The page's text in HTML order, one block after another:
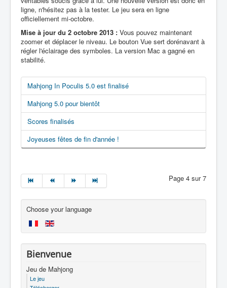
ligne, n'hésitez pas à la tester. Le jeu sera en ligne
officiellement mi-octobre.
Mise à jour du 2 octobre 2013 : Vous pouvez maintenant
zoomer et déplacer le niveau. Le bouton Vue sert dorénavant à
régler l'éclairage des symboles. La version Mac a gagné en
stabilité.
Mahjong In Poculis 5.0 est finalisé
Mahjong 5.0 pour bientôt
Scores finalisés
Joyeuses fêtes de fin d'année !
Page 4 sur 7
Choose your language
Bienvenue
Jeu de Mahjong
Le jeu